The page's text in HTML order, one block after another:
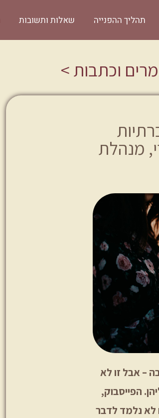
תהליך ההפנייה שאלות ותשובות
וכתבות >
מנהלת
– אבל זו לא
הפייסבוק,
לא נלמד לדבר